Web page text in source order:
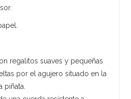
regalitos suaves y pequeñas
por el agujero situado en la
piñata.